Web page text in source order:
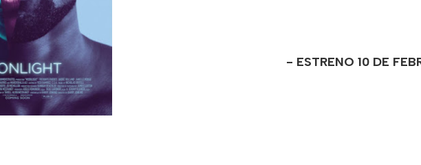
- ESTRENO 10 DE